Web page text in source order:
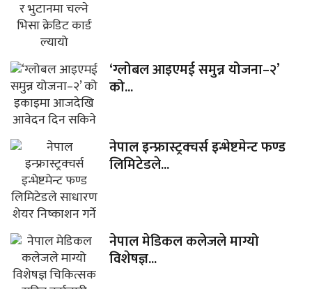
‘ग्लोबल आइएमई समुन्न योजना–२’
को...
नेपाल इन्फ्रास्ट्रक्चर्स इन्भेष्टमेन्ट फण्ड
लिमिटेडले...
नेपाल मेडिकल कलेजले माग्यो
विशेषज्ञ...